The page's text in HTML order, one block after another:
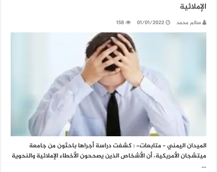
الإملائية
سالم محمد 01/01/2022
158
الميدان اليمني – متابعات- : كشفت دراسة أجراها باحثون من جامعة
ميتشجان الأمريكية، أن الأشخاص الذين يصححون الأخطاء الإملائية والنحوية
…